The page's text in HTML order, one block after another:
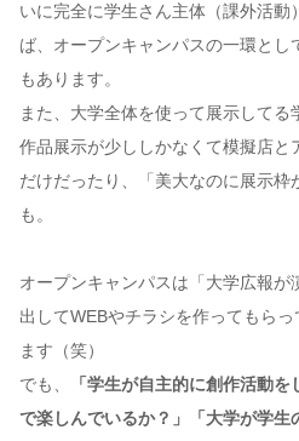
いに完全に学生さん主体（課外活動
ば、オープンキャンパスの一環とし
もあります。
また、大学全体を使って展示してる
作品展示が少ししかなくて模擬店と
だけだったり、「美大なのに展示枠
も。
オープンキャンパスは「大学広報が
出してWEBやチラシを作ってもら
ます（笑）
でも、
「学生が自主的に創作活動
で楽しんでいるか？」「大学が学生